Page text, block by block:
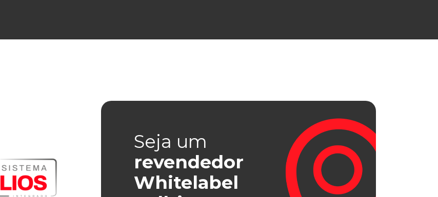
Seja um
revendedor
Whitelabel